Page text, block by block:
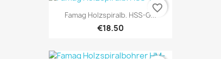
Famag Holzspiralb. HSS-G...
€18.50
favorite_border